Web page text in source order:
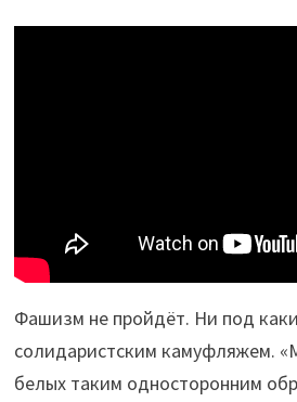
Фашизм не пройдёт. Ни под
солидаристским камуфляжем.
белых таким односторонним